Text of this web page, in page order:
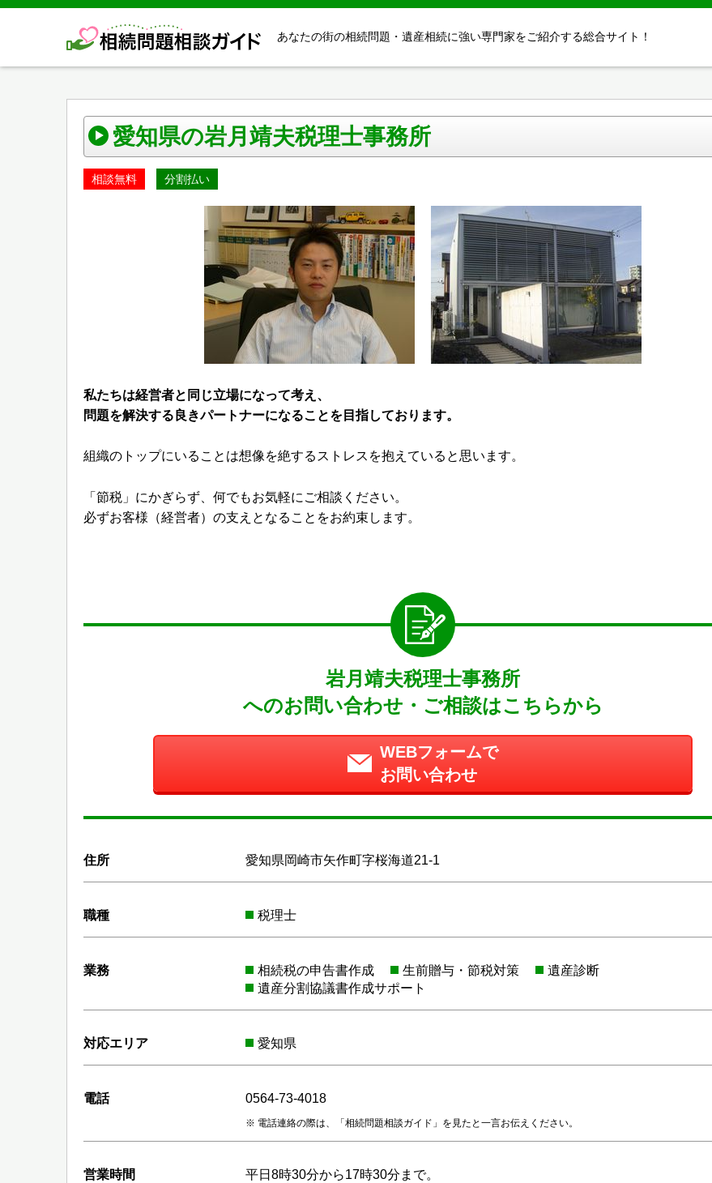
あなたの街の相続問題・遺産相続に強い専門家をご紹介する総合サイト！
愛知県の岩月靖夫税理士事務所
相談無料 分割払い
私たちは経営者と同じ立場になって考え、
問題を解決する良きパートナーになることを目指しております。
組織のトップにいることは想像を絶するストレスを抱えていると思います。
「節税」にかぎらず、何でもお気軽にご相談ください。
必ずお客様（経営者）の支えとなることをお約束します。
岩月靖夫税理士事務所
へのお問い合わせ・ご相談はこちらから
WEBフォームで
お問い合わせ
住所 愛知県岡崎市矢作町字桜海道21-1
職種 税理士
業務 相続税の申告書作成 生前贈与・節税対策
遺産診断
遺産分割協議書作成サポート
対応エリア 愛知県
電話 0564-73-4018
電話連絡の際は、「相続問題相談ガイド」を見たと一言お伝えください。
営業時間 平日8時30分から17時30分まで。